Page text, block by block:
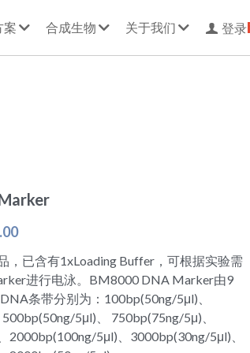
案 合成生物 关于我们 登录
，已含有1xLoading Buffer，可根据实验需
进行电泳。BM8000 DNA Marker由9
条带分别为：100bp(50ng/5μl)、
5μl)、 750bp(75ng/5μ)、
2000bp(100ng/5μl)、3000bp(30ng/5μl)、